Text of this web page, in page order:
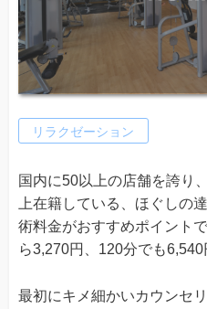
リラクゼーション
国内に50以上の店舗を誇り
上在籍している、ほぐしの
術料金がおすすめポイント
ら3,270円、120分でも6,540
最初にキメ細かいカウンセ